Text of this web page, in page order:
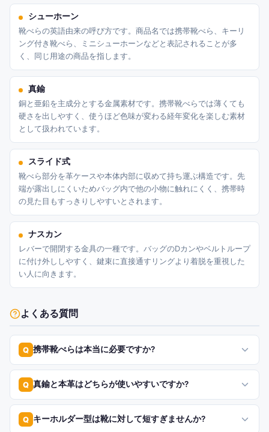
シューホーン
靴べらの英語由来の呼び方です。商品名では携帯靴べら、キーリ
ング付き靴べら、ミニシューホーンなどと表記されることが多
く、同じ用途の商品を指します。
真鍮
銅と亜鉛を主成分とする金属素材です。携帯靴べらでは薄くても
硬さを出しやすく、使うほど色味が変わる経年変化を楽しむ素材
として扱われています。
スライド式
靴べら部分を革ケースや本体内部に収めて持ち運ぶ構造です。先
端が露出しにくいためバッグ内で他の小物に触れにくく、携帯時
の見た目もすっきりしやすいとされます。
ナスカン
レバーで開閉する金具の一種です。バッグのDカンやベルトループ
に付け外ししやすく、鍵束に直接通すリングより着脱を重視した
い人に向きます。
よくある質問
Q 携帯靴べらは本当に必要ですか?
Q 真鍮と本革はどちらが使いやすいですか?
Q キーホルダー型は靴に対して短すぎませんか?